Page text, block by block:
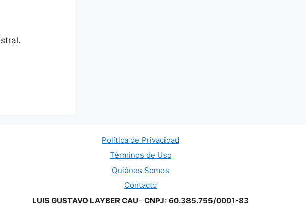
Política de Privacidad
Términos de Uso
Quiénes Somos
Contacto
LUIS GUSTAVO LAYBER CAU- CNPJ: 60.385.755/0001-83